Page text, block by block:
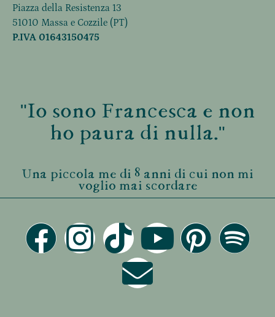
Piazza della Resistenza 13
51010 Massa e Cozzile (PT)
P.IVA 01643150475
"Io sono Francesca e non
ho paura di nulla."
Una piccola me di 8 anni di cui non mi
voglio mai scordare